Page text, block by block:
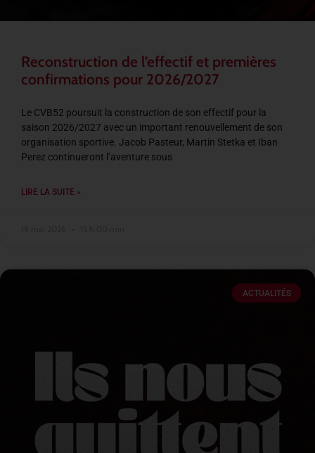
Reconstruction de l’effectif et premières
confirmations pour 2026/2027
Le CVB52 poursuit la construction de son effectif pour la
saison 2026/2027 avec un important renouvellement de son
organisation sportive. Jacob Pasteur, Martin Stetka et Iban
Perez continueront l’aventure sous
LIRE LA SUITE »
ACTUALITÉS